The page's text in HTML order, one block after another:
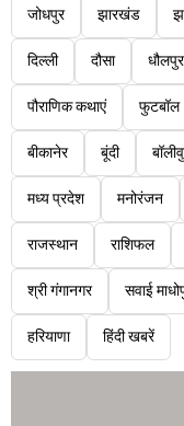
जोधपुर झारखंड
दिल्ली दौसा धौलपुर
पौराणिक कथाएं फुटबॉल
बीकानेर बूंदी
मध्य प्रदेश मनोरंजन
राजस्थान राशिफल
श्री गंगानगर सवाई
हरियाणा हिंदी खबरें